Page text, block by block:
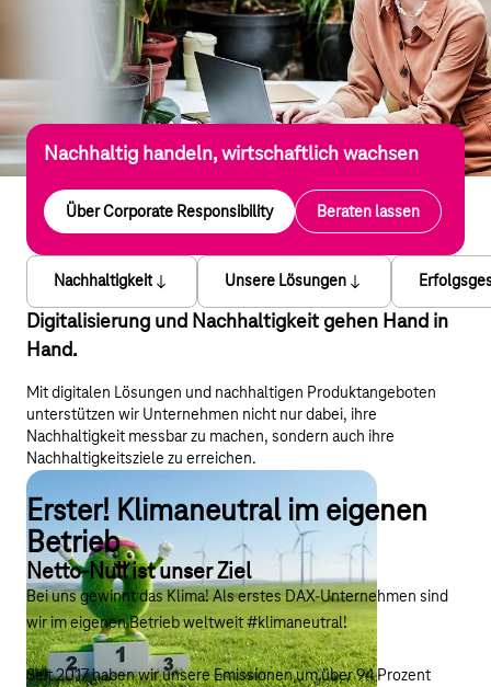
Nachhaltig handeln, wirtschaftlich wachsen
Über Corporate Responsibility Beraten lassen
Nachhaltigkeit Unsere Lösungen
Digitalisierung und Nachhaltigkeit gehen Hand in
Hand.
Mit digitalen Lösungen und nachhaltigen Produktangeboten
unterstützen wir Unternehmen nicht nur dabei, ihre
Nachhaltigkeit messbar zu machen, sondern auch ihre
Nachhaltigkeitsziele zu erreichen.
Erster! Klimaneutral im eigenen
Betrieb
Netto-Null ist unser Ziel
Bei uns gewinnt das Klima! Als erstes DAX‑Unternehmen sind
wir im eigenen Betrieb weltweit #klimaneutral!
Seit 2017 haben wir unsere Emissionen um über 94 Prozent